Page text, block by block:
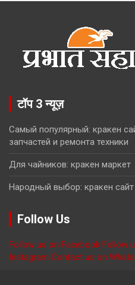
टॉप 3 न्यूज़
Самый популярный: кракен
запчастей и ремонта техники
Для чайников: кракен маркет
Народный выбор: кракен сайт
Follow Us
Follow us on Facebook Follow
Instagram Contact us on